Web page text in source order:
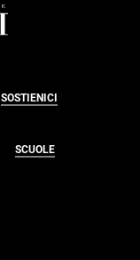
SOSTIENICI
SCUOLE